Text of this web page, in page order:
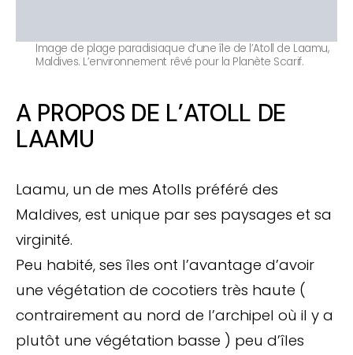
Image de plage paradisiaque d’une île de l’Atoll de Laamu,
Maldives. L’environnement rêvé pour la Planète Scarif.
A PROPOS DE L’ATOLL DE
LAAMU
Laamu, un de mes Atolls préféré des
Maldives, est unique par ses paysages et sa
virginité.
Peu habité, ses îles ont l’avantage d’avoir
une végétation de cocotiers très haute (
contrairement au nord de l’archipel où il y a
plutôt une végétation basse ) peu d’îles